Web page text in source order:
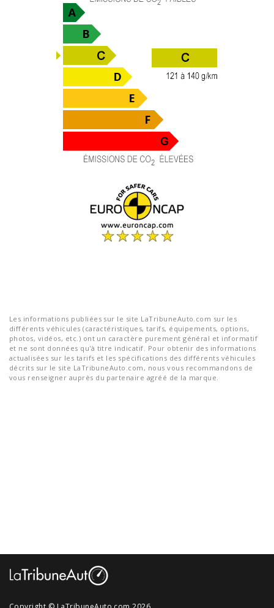
Les informations publiées sur le site LaTribuneAuto.com sur les
différents véhicules (caractéristiques, tarifs, équipements, options,
photos, vidéos, etc.) ont un caractère purement général et informatif
et ne sont données qu'à titre indicatif. Pour obtenir des informations
actualisées sur les tarifs et les spécifications des différents véhicules
décrits sur le site LaTribuneAuto.com, nous vous recommandons de
vous renseigner auprès du partenaire agréé de la marque.